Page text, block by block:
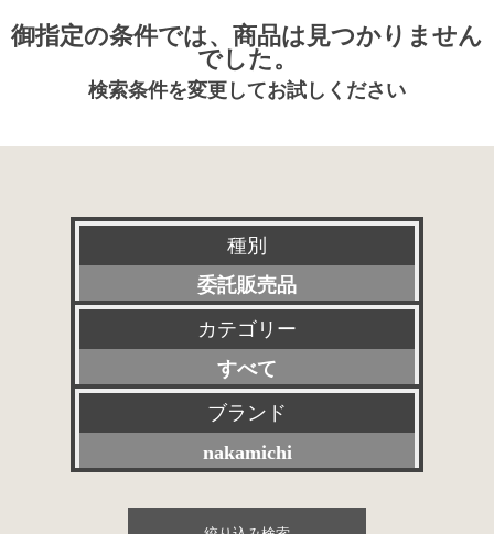
御指定の条件では、商品は見つかりません
でした。
検索条件を変更してお試しください
種別
委託販売品
新品
特選アクセサリー
特価品
その他委託販売品
カテゴリー
すべて
プリアンプ
パワーアンプ
プリメインアンプ
ブランド
nakamichi